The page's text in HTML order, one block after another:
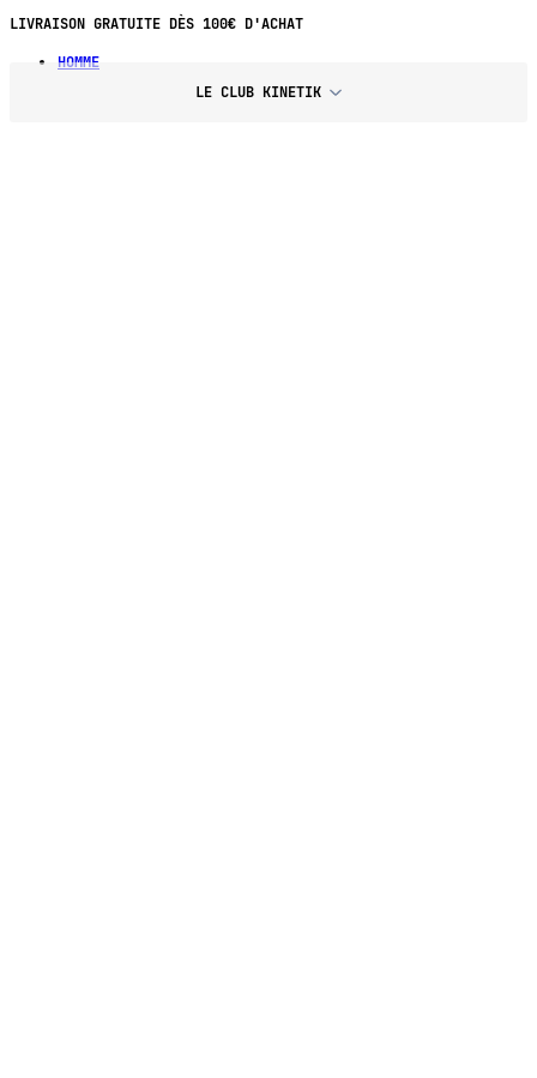
LIVRAISON GRATUITE DÈS 100€ D'ACHAT
HOMME
LE CLUB KINETIK